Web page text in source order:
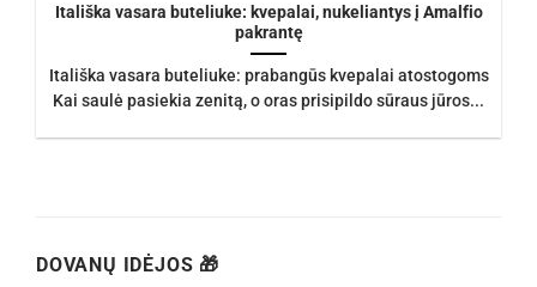
Itališka vasara buteliuke: kvepalai, nukeliantys į Amalfio
pakrantę
Itališka vasara buteliuke: prabangūs kvepalai atostogoms
Kai saulė pasiekia zenitą, o oras prisipildo sūraus jūros...
DOVANŲ IDĖJOS 🎁